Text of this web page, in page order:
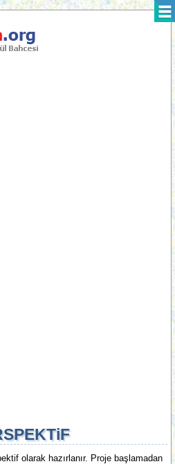
olarak hazırlanır. Proje başlamadan